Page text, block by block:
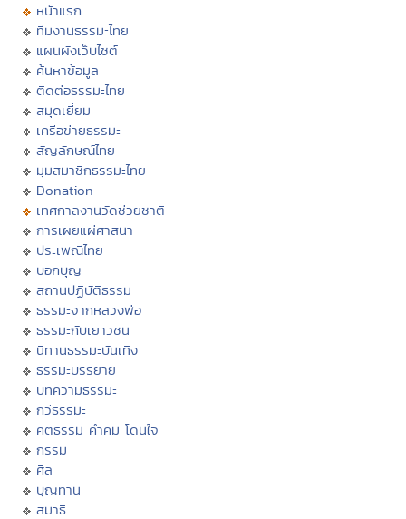
หน้าแรก
ทีมงานธรรมะไทย
แผนผังเว็บไซต์
ค้นหาข้อมูล
ติดต่อธรรมะไทย
สมุดเยี่ยม
เครือข่ายธรรมะ
สัญลักษณ์ไทย
มุมสมาชิกธรรมะไทย
Donation
เทศกาลงานวัดช่วยชาติ
การเผยแผ่ศาสนา
ประเพณีไทย
บอกบุญ
สถานปฏิบัติธรรม
ธรรมะจากหลวงพ่อ
ธรรมะกับเยาวชน
นิทานธรรมะบันเทิง
ธรรมะบรรยาย
บทความธรรมะ
กวีธรรมะ
คติธรรม คำคม โดนใจ
กรรม
ศีล
บุญทาน
สมาธิ